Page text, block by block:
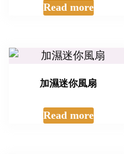
Read more
加濕迷你風扇
Read more